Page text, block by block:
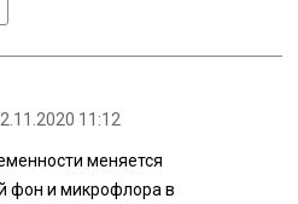
11:12
меняется
фон и микрофлора в